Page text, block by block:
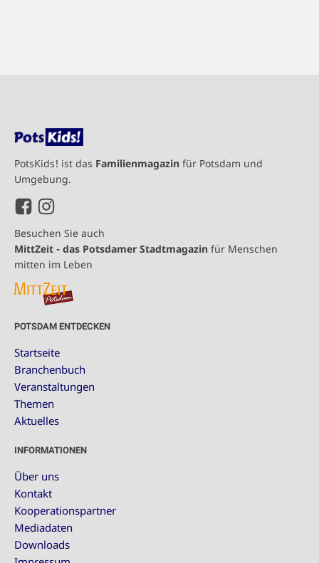
PotsKids! ist das Familienmagazin für Potsdam und
Umgebung.
Besuchen Sie auch
MittZeit - das Potsdamer Stadtmagazin für Menschen
mitten im Leben
POTSDAM ENTDECKEN
Startseite
Branchenbuch
Veranstaltungen
Themen
Aktuelles
INFORMATIONEN
Über uns
Kontakt
Kooperationspartner
Mediadaten
Downloads